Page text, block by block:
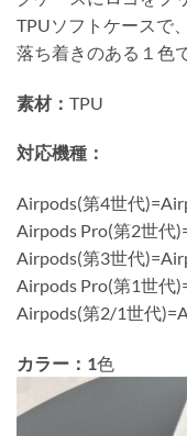
TPUソフトケースで
落ち着きのある１色
素材： TPU
対応機種：
Airpods(第4世代
Airpods Pro(第2世代
Airpods(第3世代
Airpods Pro(第1世代
Airpods(第2/1世代
カラー：1色